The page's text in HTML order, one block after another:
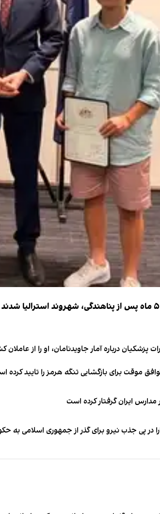
درباره آمار جاویدنامان، او را از عاملان
موقت برای بازگشایی تنگه هرمز را تایید کرده
مدارس ایران گرفتار کرده است
در پی جذب نیرو برای گذر از جمهوری اسلامی به